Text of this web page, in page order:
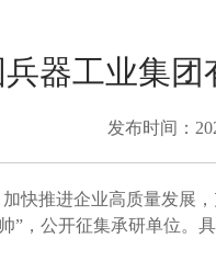
器工业集团
发布时间：
快推进企业高质量发展
”，公开征集承研单位。